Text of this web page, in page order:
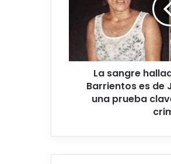
La sangre
Barrientos es de
una prueba